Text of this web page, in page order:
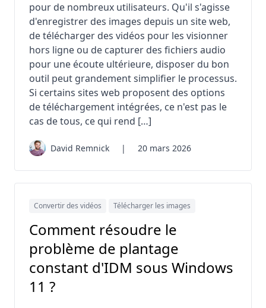
pour de nombreux utilisateurs. Qu'il s'agisse
d'enregistrer des images depuis un site web,
de télécharger des vidéos pour les visionner
hors ligne ou de capturer des fichiers audio
pour une écoute ultérieure, disposer du bon
outil peut grandement simplifier le processus.
Si certains sites web proposent des options
de téléchargement intégrées, ce n'est pas le
cas de tous, ce qui rend […]
David Remnick | 20 mars 2026
Convertir des vidéos Télécharger les images
Comment résoudre le
problème de plantage
constant d'IDM sous Windows
11 ?